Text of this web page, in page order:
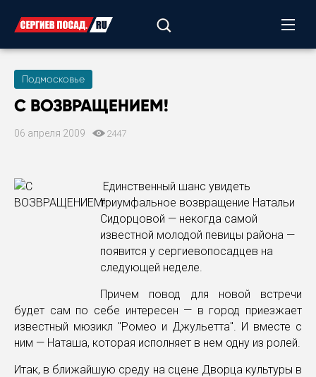
Подмосковье
С ВОЗВРАЩЕНИЕМ!
06 апреля 2009 2447
Единственный шанс увидеть
триумфальное возвращение Натальи
Сидорцовой — некогда самой
известной молодой певицы района —
появится у сергиевопосадцев на
следующей неделе.
Причем повод для новой встречи
будет сам по себе интересен — в город приезжает
известный мюзикл "Ромео и Джульетта". И вместе с
ним — Наташа, которая исполняет в нем одну из ролей.
Итак, в ближайшую среду на сцене Дворца культуры в